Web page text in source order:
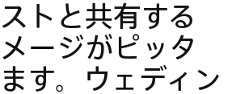
トと共有する
ージがピッタ
す。ウェディン